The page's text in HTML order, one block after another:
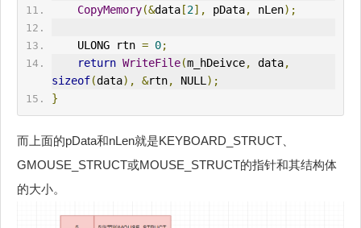
CopyMemory(&data[2], pData, nLen);
    ULONG rtn
= 0;
return WriteFile(m_hDeivce, data,
sizeof(data), &rtn, NULL );
}
而上面的pData和nLen就是KEYBOARD_STRUCT、
GMOUSE_STRUCT或MOUSE_STRUCT的指针和其结构体
的大小。